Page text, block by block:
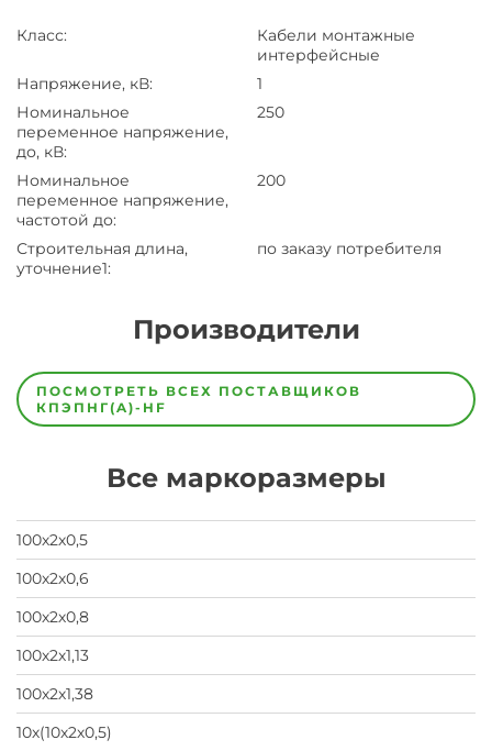
Класс:
Кабели монтажные
интерфейсные
Напряжение, кВ:
1
Номинальное
переменное напряжение,
до, кВ:
250
Номинальное
переменное напряжение,
частотой до:
200
Строительная длина,
уточнение1:
по заказу потребителя
Производители
Завод Завод-
изготовитель
предпочел
на
завод
ПОСМОТРЕТЬ ВСЕХ ПОСТАВЩИКОВ
КПЭПНГ(A)-HF
Все маркоразмеры
100х2х0,5
100х2х0,6
100х2х0,8
100х2х1,13
100х2х1,38
10х(10х2х0,5)